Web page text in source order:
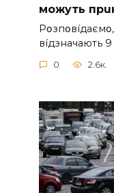
мoжyть
вíдзнaчaють
0 2.6к.